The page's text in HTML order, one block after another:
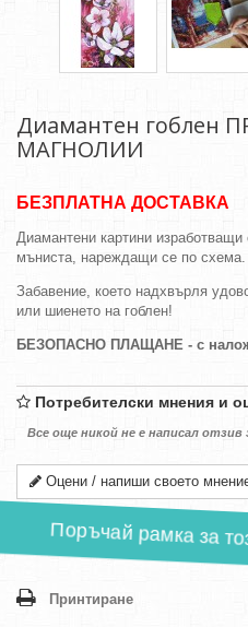
Диамантен гоблен
МАГНОЛИИ
БЕЗПЛАТНА ДОСТАВКА
Диамантени картини
мъниста, нареждащи се по схема.
Забавение, което надхвърля
или шиенето на гоблен!
БЕЗОПАСНО ПЛАЩАНЕ - с
Потребителски мнения и
Все още никой не е написал
Оцени / напиши своето
Поръчай рамка за
Принтиране